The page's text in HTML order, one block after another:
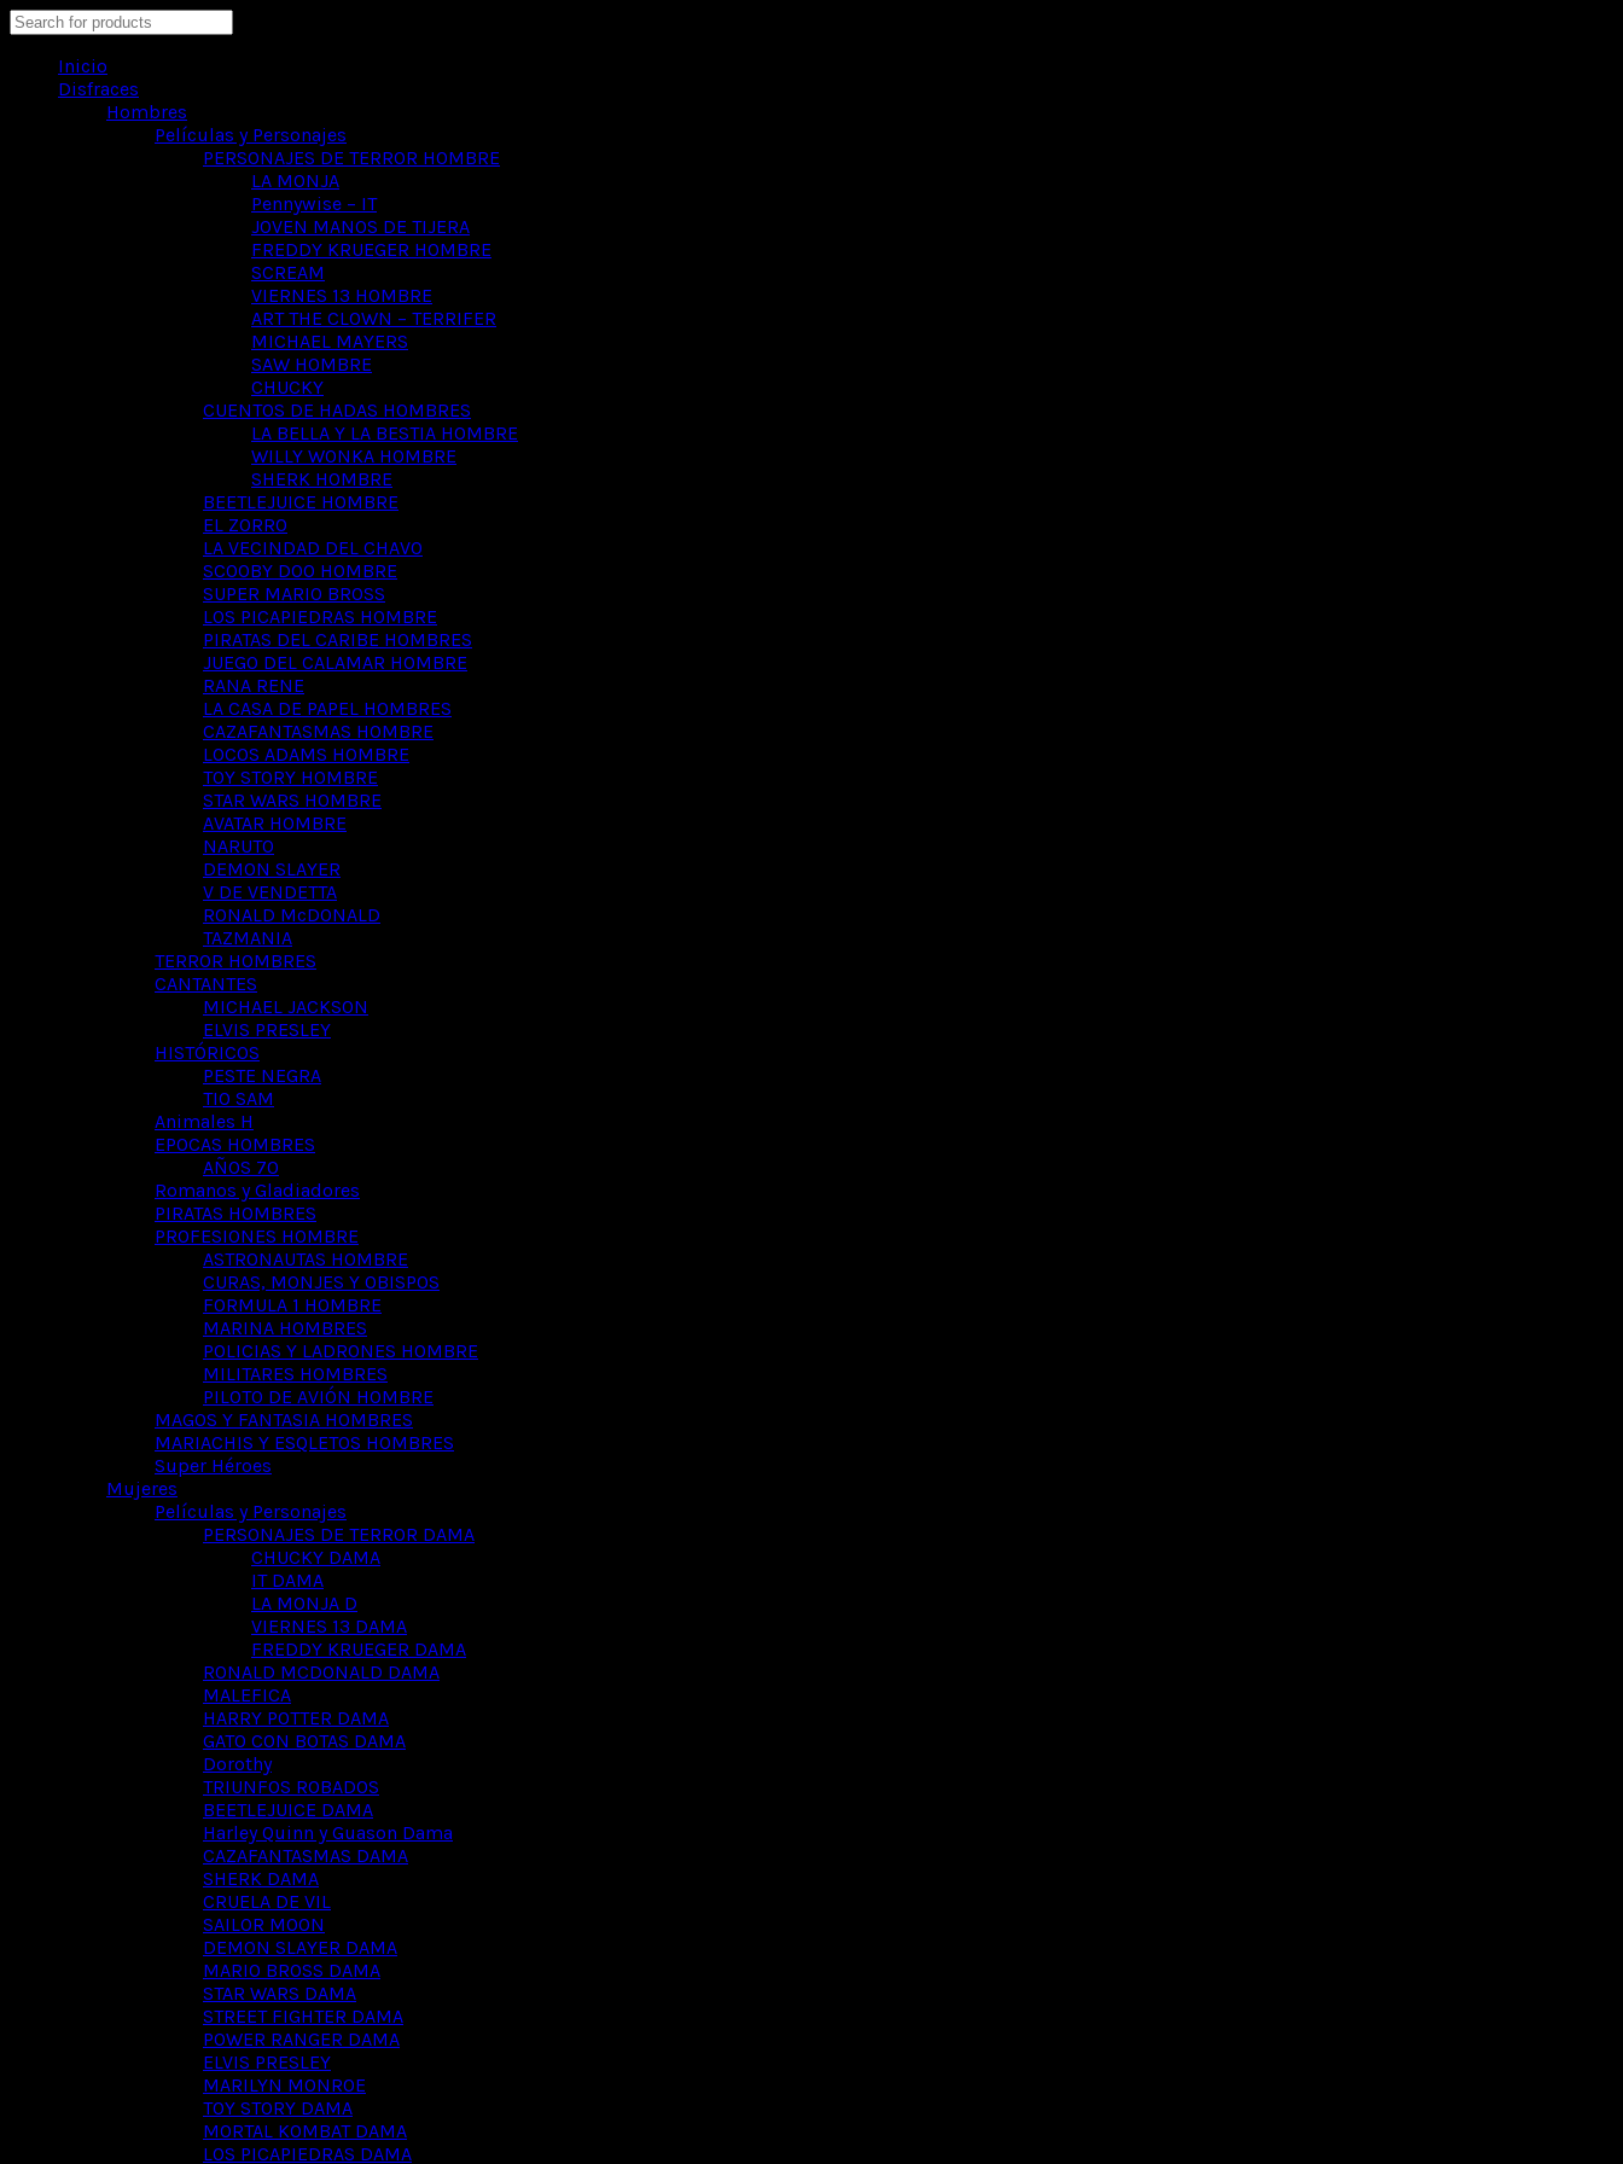
Inicio
Disfraces
Hombres
Películas y Personajes
PERSONAJES DE TERROR HOMBRE
LA MONJA
Pennywise – IT
JOVEN MANOS DE TIJERA
FREDDY KRUEGER HOMBRE
SCREAM
VIERNES 13 HOMBRE
ART THE CLOWN – TERRIFER
MICHAEL MAYERS
SAW HOMBRE
CHUCKY
CUENTOS DE HADAS HOMBRES
LA BELLA Y LA BESTIA HOMBRE
WILLY WONKA HOMBRE
SHERK HOMBRE
BEETLEJUICE HOMBRE
EL ZORRO
LA VECINDAD DEL CHAVO
SCOOBY DOO HOMBRE
SUPER MARIO BROSS
LOS PICAPIEDRAS HOMBRE
PIRATAS DEL CARIBE HOMBRES
JUEGO DEL CALAMAR HOMBRE
RANA RENE
LA CASA DE PAPEL HOMBRES
CAZAFANTASMAS HOMBRE
LOCOS ADAMS HOMBRE
TOY STORY HOMBRE
STAR WARS HOMBRE
AVATAR HOMBRE
NARUTO
DEMON SLAYER
V DE VENDETTA
RONALD McDONALD
TAZMANIA
TERROR HOMBRES
CANTANTES
MICHAEL JACKSON
ELVIS PRESLEY
HISTÓRICOS
PESTE NEGRA
TIO SAM
Animales H
EPOCAS HOMBRES
AÑOS 70
Romanos y Gladiadores
PIRATAS HOMBRES
PROFESIONES HOMBRE
ASTRONAUTAS HOMBRE
CURAS, MONJES Y OBISPOS
FORMULA 1 HOMBRE
MARINA HOMBRES
POLICIAS Y LADRONES HOMBRE
MILITARES HOMBRES
PILOTO DE AVIÓN HOMBRE
MAGOS Y FANTASIA HOMBRES
MARIACHIS Y ESQLETOS HOMBRES
Super Héroes
Mujeres
Películas y Personajes
PERSONAJES DE TERROR DAMA
CHUCKY DAMA
IT DAMA
LA MONJA D
VIERNES 13 DAMA
FREDDY KRUEGER DAMA
RONALD MCDONALD DAMA
MALEFICA
HARRY POTTER DAMA
GATO CON BOTAS DAMA
Dorothy
TRIUNFOS ROBADOS
BEETLEJUICE DAMA
Harley Quinn y Guason Dama
CAZAFANTASMAS DAMA
SHERK DAMA
CRUELA DE VIL
SAILOR MOON
DEMON SLAYER DAMA
MARIO BROSS DAMA
STAR WARS DAMA
STREET FIGHTER DAMA
POWER RANGER DAMA
ELVIS PRESLEY
MARILYN MONROE
TOY STORY DAMA
MORTAL KOMBAT DAMA
LOS PICAPIEDRAS DAMA